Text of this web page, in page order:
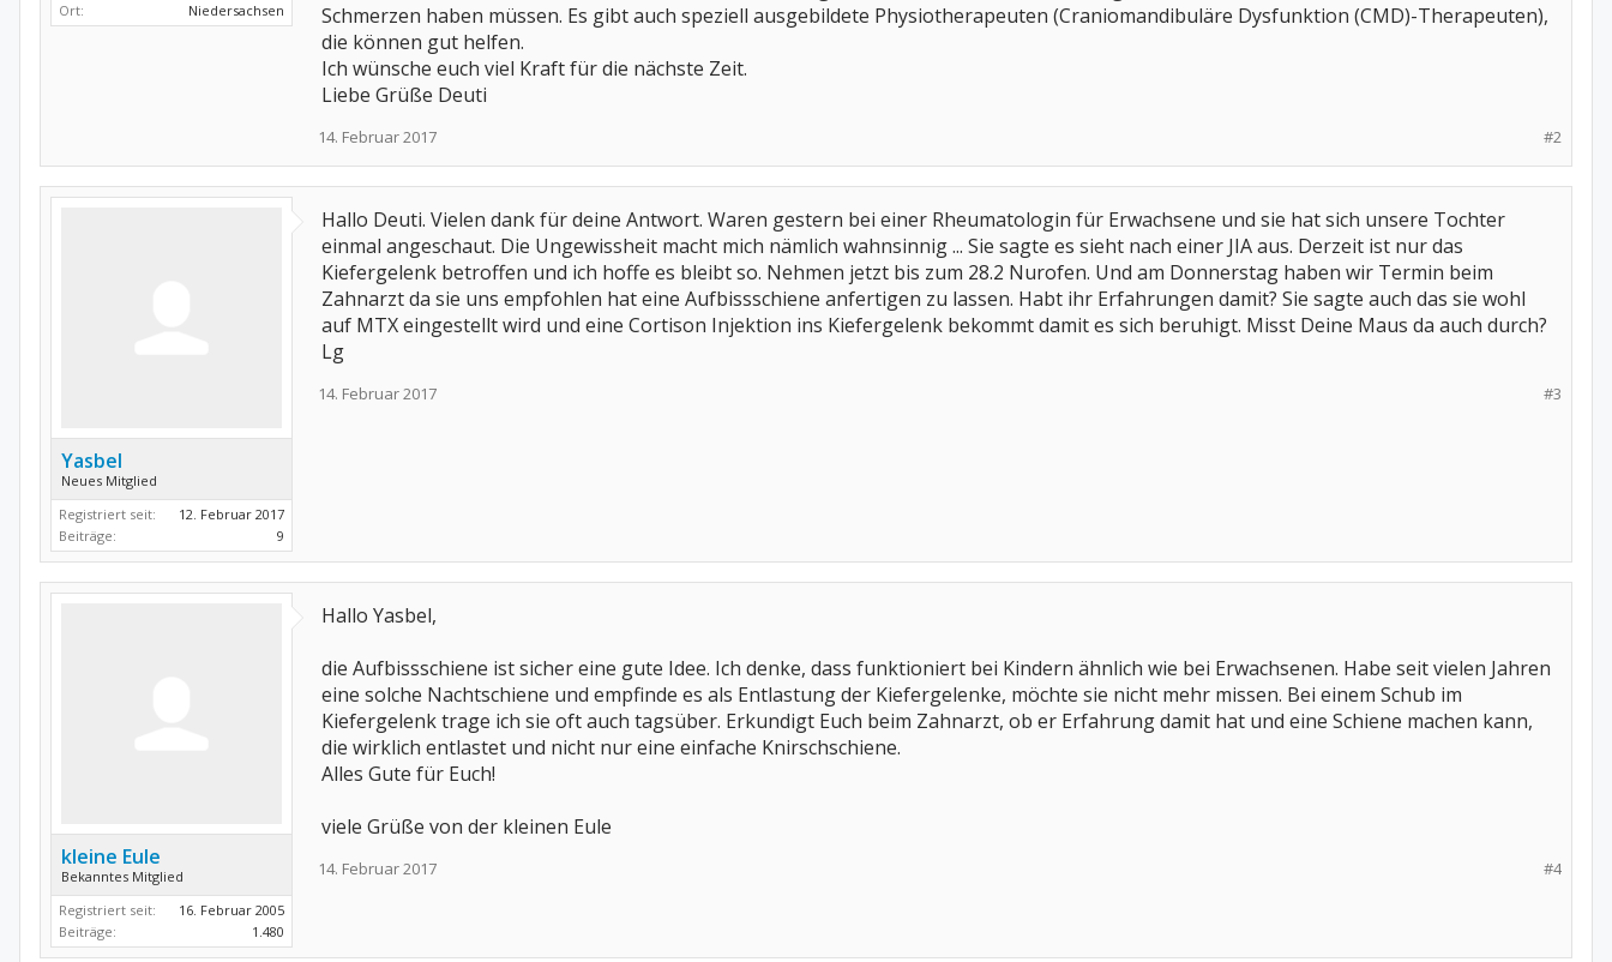
Ort:
Niedersachsen
Schmerzen haben müssen. Es gibt auch speziell ausgebildete Physiotherapeuten (Craniomandibuläre Dysfunktion (CMD)-Therapeuten),
die können gut helfen.
Ich wünsche euch viel Kraft für die nächste Zeit.
Liebe Grüße Deuti
#2
14. Februar 2017
Yasbel
Neues Mitglied
Registriert seit:
12. Februar 2017
Beiträge:
9
Hallo Deuti. Vielen dank für deine Antwort. Waren gestern bei einer Rheumatologin für Erwachsene und sie hat sich unsere Tochter
einmal angeschaut. Die Ungewissheit macht mich nämlich wahnsinnig ... Sie sagte es sieht nach einer JIA aus. Derzeit ist nur das
Kiefergelenk betroffen und ich hoffe es bleibt so. Nehmen jetzt bis zum 28.2 Nurofen. Und am Donnerstag haben wir Termin beim
Zahnarzt da sie uns empfohlen hat eine Aufbissschiene anfertigen zu lassen. Habt ihr Erfahrungen damit? Sie sagte auch das sie wohl
auf MTX eingestellt wird und eine Cortison Injektion ins Kiefergelenk bekommt damit es sich beruhigt. Misst Deine Maus da auch durch?
Lg
#3
14. Februar 2017
kleine Eule
Bekanntes Mitglied
Registriert seit:
16. Februar 2005
Beiträge:
1.480
Hallo Yasbel,
die Aufbissschiene ist sicher eine gute Idee. Ich denke, dass funktioniert bei Kindern ähnlich wie bei Erwachsenen. Habe seit vielen Jahren
eine solche Nachtschiene und empfinde es als Entlastung der Kiefergelenke, möchte sie nicht mehr missen. Bei einem Schub im
Kiefergelenk trage ich sie oft auch tagsüber. Erkundigt Euch beim Zahnarzt, ob er Erfahrung damit hat und eine Schiene machen kann,
die wirklich entlastet und nicht nur eine einfache Knirschschiene.
Alles Gute für Euch!
viele Grüße von der kleinen Eule
#4
14. Februar 2017